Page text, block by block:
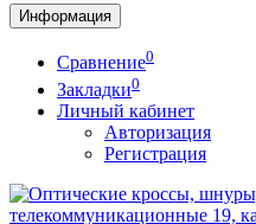
Информация
Сравнение0
Закладки0
Личный кабинет
Авторизация
Регистрация